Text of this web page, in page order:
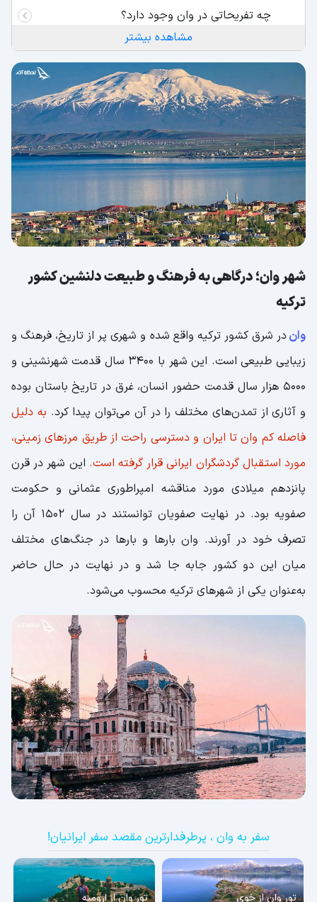
چه تفریحاتی در وان وجود دارد؟
تفریحات شبانه در وان
حمل و نقل عمومی در وان چگونه است؟
بهترین هتل های شهر وان
معرفی مراکز خرید و بازارهای شهر وان
چه جشنواره هایی در وان برگزار می شود؟
مشاهده بیشتر
شهر وان؛ درگاهی به فرهنگ و طبیعت دلنشین کشور
ترکیه
واندر شرق کشور ترکیه واقع شده و شهری پر از تاریخ، فرهنگ و
زیبایی طبیعی است. این شهر با 3400 سال قدمت شهرنشینی و
5000 هزار سال قدمت حضور انسان، غرق در تاریخ باستان بوده
و آثاری از تمدن‌های مختلف را در آن می‌توان پیدا کرد. به دلیل
فاصله کم وان تا ایران و دسترسی راحت از طریق مرزهای زمینی،
مورد استقبال گردشگران ایرانی قرار گرفته است. این شهر در قرن
پانزدهم میلادی مورد مناقشه امپراطوری عثمانی و حکومت
صفویه بود. در نهایت صفویان توانستند در سال 1502 آن را
تصرف خود در آورند. وان بارها و بارها در جنگ‌های مختلف
میان این دو کشور جابه جا شد و در نهایت در حال حاضر
به‌عنوان یکی از شهرهای ترکیه محسوب می‌شود.
سفر به وان ، پرطرفدارترین مقصد سفر ایرانیان!
تور وان از خوی تور وان از ارومیه